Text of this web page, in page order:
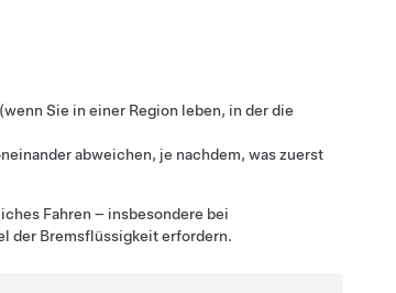
Sie in einer Region leben, in der die
abweichen, je nachdem, was zuerst
Fahren – insbesondere bei
der Bremsflüssigkeit erfordern.